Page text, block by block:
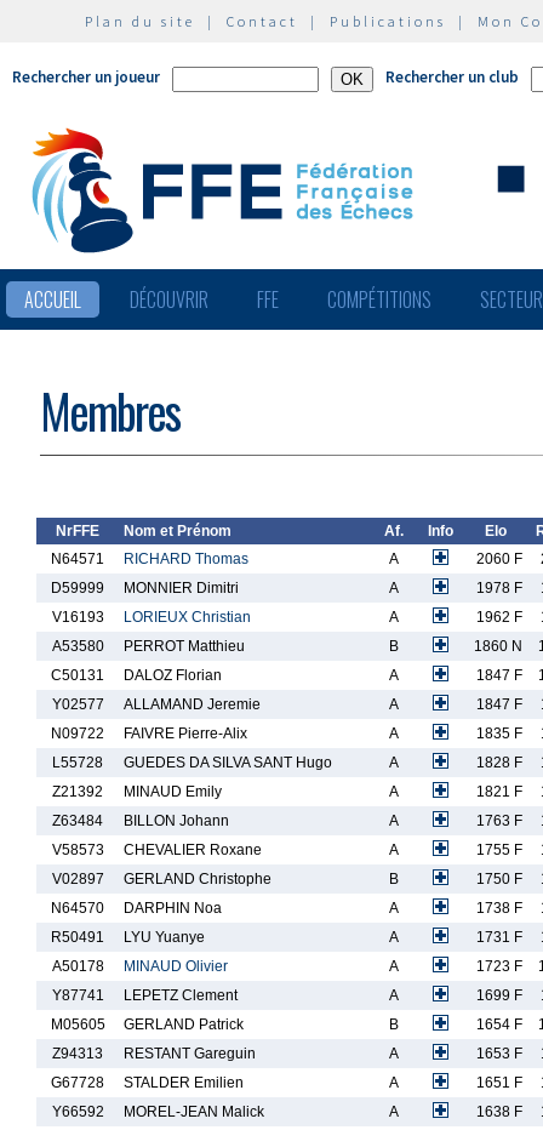
Plan du site | Contact | Publications | Mon
Rechercher un joueur Rechercher un club
ACCUEIL DÉCOUVRIR FFE COMPÉTITIONS
Membres
NrFFE Nom et Prénom Af. Info Elo
N64571
RICHARD Thomas A 2060 F
D59999
MONNIER Dimitri A 1978 F
V16193
LORIEUX Christian A 1962 F
A53580
PERROT Matthieu B 1860 N
C50131
DALOZ Florian A 1847 F
Y02577
ALLAMAND Jeremie A 1847 F
N09722
FAIVRE Pierre-Alix A 1835 F
L55728
GUEDES DA SILVA SANT Hugo A 1828 F
Z21392
MINAUD Emily A 1821 F
Z63484
BILLON Johann A 1763 F
V58573
CHEVALIER Roxane A 1755 F
V02897
GERLAND Christophe B 1750 F
N64570
DARPHIN Noa A 1738 F
R50491
LYU Yuanye A 1731 F
A50178
MINAUD Olivier A 1723 F
Y87741
LEPETZ Clement A 1699 F
M05605
GERLAND Patrick B 1654 F
Z94313
RESTANT Gareguin A 1653 F
G67728
STALDER Emilien A 1651 F
Y66592
MOREL-JEAN Malick A 1638 F